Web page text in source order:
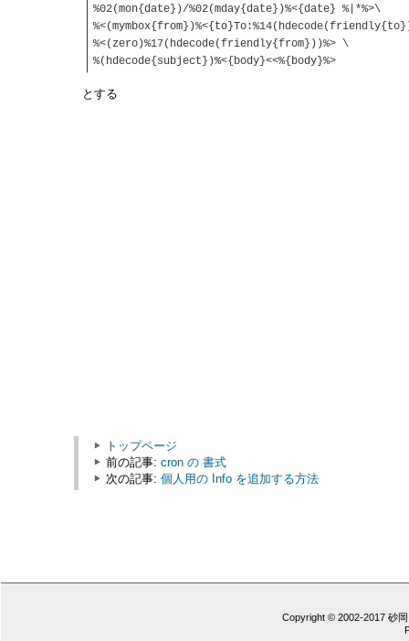
%02(mon{date})/%02(mday{date})%<{date} %|*%>\
%<(zero)%17(hdecode(friendly{from}))%> \
%(hdecode{subject})%<{body}<<%{body}%>
とする
トップページ
前の記事: cron の 書式
次の記事: 個人用の Info を追加する方法
Copyright © 2002-2017 砂